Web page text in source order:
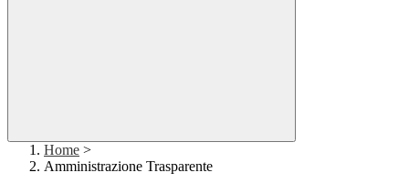
Home >
Amministrazione Trasparente